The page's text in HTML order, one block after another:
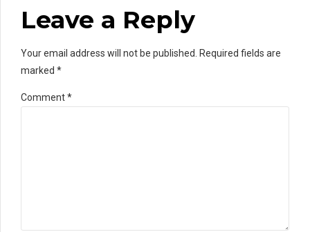
Leave a Reply
Your email address will not be published. Required fields are
marked *
Comment*